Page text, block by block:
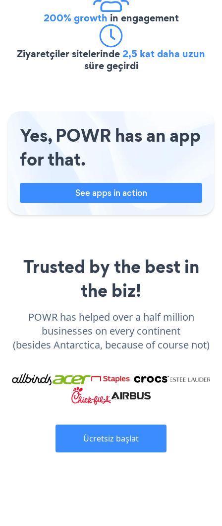
200% growth in engagement
Ziyaretçiler sitelerinde2,5 kat daha uzun
süre geçirdi
Yes, POWR has an app
for that.
See apps in action
Trusted by the best in
the biz!
POWR has helped over a half million
businesses on every continent
(besides Antarctica, because of course not)
Ücretsiz başlat